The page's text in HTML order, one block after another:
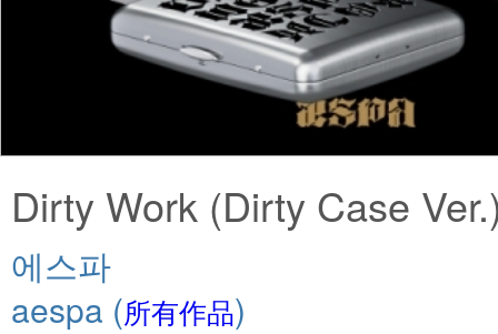
Dirty Work (Dirty Case
에스파
aespa (所有作品)